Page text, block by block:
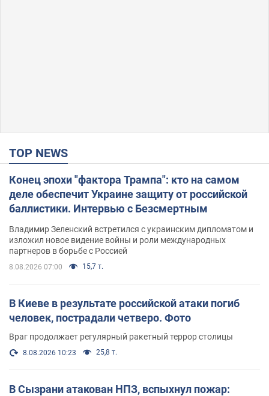
TOP NEWS
Конец эпохи "фактора Трампа": кто на самом
деле обеспечит Украине защиту от российской
баллистики. Интервью с Безсмертным
Владимир Зеленский встретился с украинским дипломатом и
изложил новое видение войны и роли международных
партнеров в борьбе с Россией
8.08.2026 07:00 15,7 т.
В Киеве в результате российской атаки погиб
человек, пострадали четверо. Фото
Враг продолжает регулярный ракетный террор столицы
8.08.2026 10:23 25,8 т.
В Сызрани атакован НПЗ, вспыхнул пожар: